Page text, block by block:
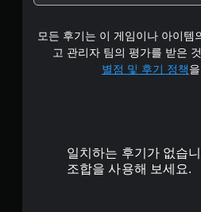
모든 후기는 이 게임이나 아이템
고 관리자 팀의 평가를 받은
별점 및 후기 정책
일치하는 후기가 없습
조합을 사용해 보세요.